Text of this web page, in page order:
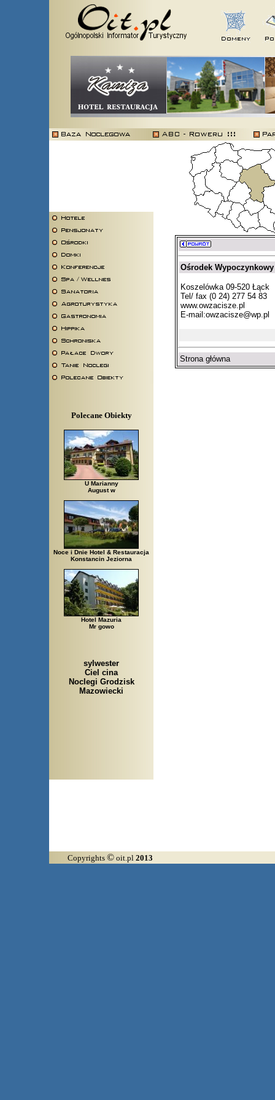
Polecane Obiekty
U Marianny
August w
Noce i Dnie Hotel & Restauracja
Konstancin Jeziorna
Hotel Mazuria
Mr gowo
sylwester
Ciel cina
Noclegi Grodzisk
Mazowiecki
Ośrodek
Koszelówka 09-520 Łąck
Tel/ fax (0 24) 277 54 83
www.owzacisze.pl
E-mail:owzacisze@wp.pl
Strona główna
Copyrights © oit.pl 2013